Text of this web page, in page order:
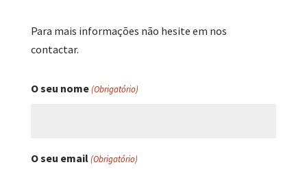
Para mais informações não hesite em nos
contactar.
O seu nome(Obrigatório)
O seu email(Obrigatório)